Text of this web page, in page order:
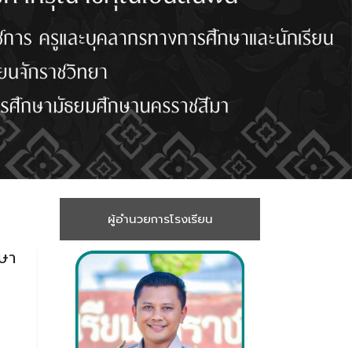
า
ผู้อำนวยการโรงเรียน